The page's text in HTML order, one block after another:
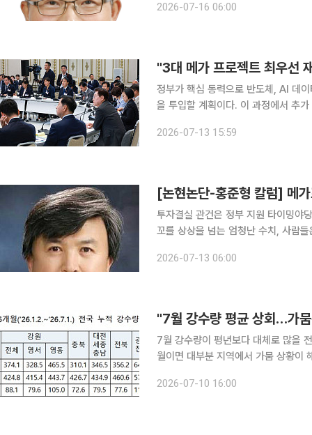
적 확보, 나아가 국민의 건강과 재난
2026-07-16 06:00
"3대 메가 프로젝트 최우선
정부가 핵심 동력으로 반도체, AI 데
을 투입할 계획이다. 이 과정에서 추
이재명 대통령 주재로 ‘2026년 국가
2026-07-13 15:59
[논현논단-홍준형 칼럼] 메
투자결실 관건은 정부 지원 타이밍야
꼬를 상상을 넘는 엄청난 수치, 사람들은 정신이 없다. 호남·충청·영남을 아우르는 국운을 건 대역사,
대형 투자로 그동안 지지부진하던 용
2026-07-13 06:00
"7월 강수량 평균 상회…가
7월 강수량이 평년보다 대체로 많을
월이면 대부분 지역에서 가뭄 상황이 해소될 것으로 예상
의 83.6%(403.4㎜) 수준이다. 부
2026-07-10 16:00